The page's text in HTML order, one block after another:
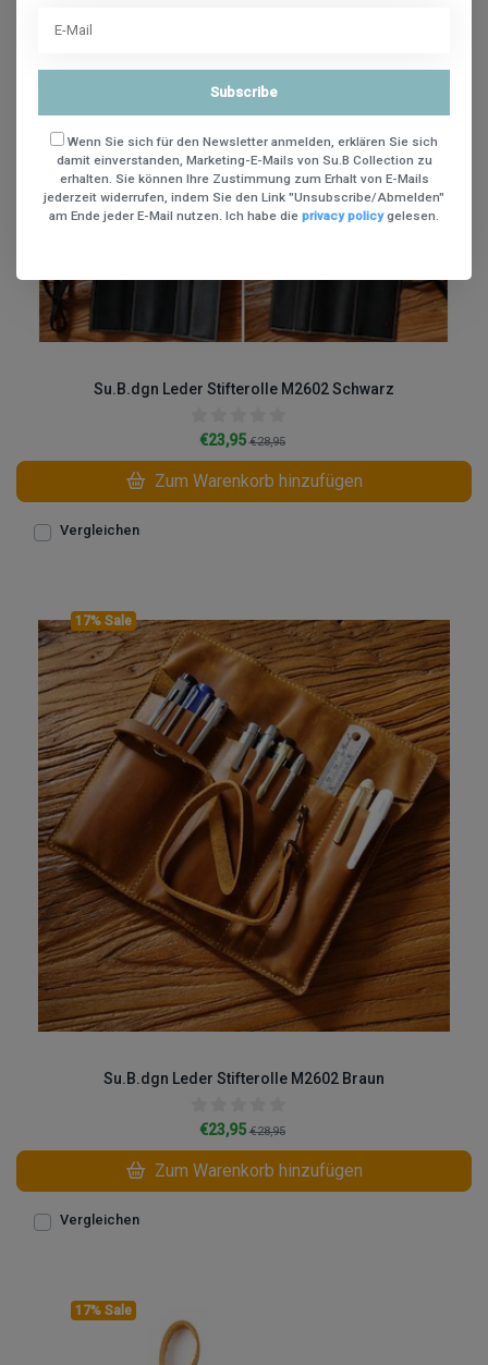
Su.B.dgn Leder Stifterolle M2602 Schwarz
€23,95€28,95
Zum Warenkorb hinzufügen
Vergleichen
17% Sale
Su.B.dgn Leder Stifterolle M2602 Braun
€23,95€28,95
Zum Warenkorb hinzufügen
Vergleichen
17% Sale
Subscribe
Wenn Sie sich für den Newsletter anmelden, erklären Sie sich
damit einverstanden, Marketing-E-Mails von Su.B Collection zu
erhalten. Sie können Ihre Zustimmung zum Erhalt von E-Mails
jederzeit widerrufen, indem Sie den Link "Unsubscribe/Abmelden"
am Ende jeder E-Mail nutzen. Ich habe die privacy policy gelesen.